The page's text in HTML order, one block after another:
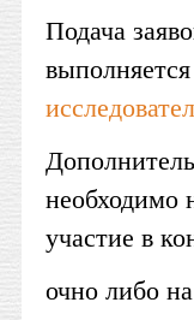
Подача
необходимо
участие в
очно либо